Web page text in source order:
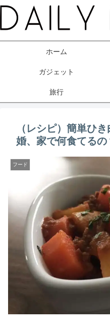
ホーム
ガジェット
旅行
（レシピ）簡単ひ
婚、家で何食てるの
フード